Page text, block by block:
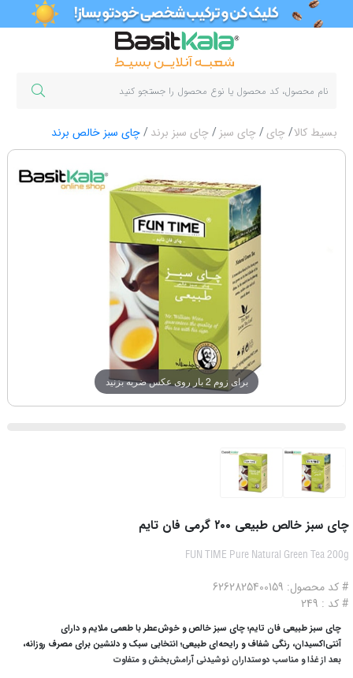
بسیط کالا چای چای سبز چای سبز برند چای سبز خالص برند
برای زوم 2 بار روی عکس ضربه بزنید
چای سبز خالص طبیعی ۲۰۰ گرمی فان تایم
FUN TIME Pure Natural Green Tea 200g
# کد محصول: 6262825400159
# کد : 249
چای سبز طبیعی فان تایم؛ چای سبز خالص و خوش‌عطر با طعمی ملایم و دارای
آنتی‌اکسیدان، رنگی شفاف و رایحه‌ای طبیعی؛ انتخابی سبک و دلنشین برای مصرف روزانه،
بعد از غذا و مناسب دوستداران نوشیدنی آرامش‌بخش و متفاوت